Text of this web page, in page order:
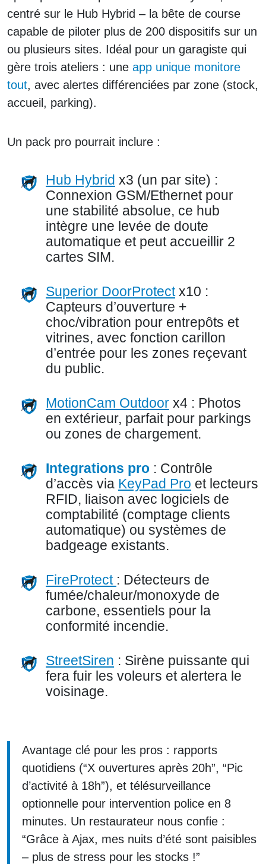
centré sur le Hub Hybrid – la bête de course
capable de piloter plus de 200 dispositifs sur un
ou plusieurs sites. Idéal pour un garagiste qui
gère trois ateliers : une app unique monitore
tout, avec alertes différenciées par zone (stock,
accueil, parking).
Un pack pro pourrait inclure :
Hub Hybrid x3 (un par site) :
Connexion GSM/Ethernet pour
une stabilité absolue, ce hub
intègre une levée de doute
automatique et peut accueillir 2
cartes SIM.
Superior DoorProtectx10 :
Capteurs d’ouverture +
choc/vibration pour entrepôts et
vitrines, avec fonction carillon
d’entrée pour les zones reçevant
du public.
MotionCam Outdoor x4 : Photos
en extérieur, parfait pour parkings
ou zones de chargement.
Integrations pro : Contrôle
d’accès via KeyPad Pro et lecteurs
RFID, liaison avec logiciels de
comptabilité (comptage clients
automatique) ou systèmes de
badgeage existants.
FireProtect : Détecteurs de
fumée/chaleur/monoxyde de
carbone, essentiels pour la
conformité incendie.
StreetSiren : Sirène puissante qui
fera fuir les voleurs et alertera le
voisinage.
Avantage clé pour les pros : rapports
quotidiens (“X ouvertures après 20h”, “Pic
d’activité à 18h”), et télésurveillance
optionnelle pour intervention police en 8
minutes. Un restaurateur nous confie :
“Grâce à Ajax, mes nuits d’été sont paisibles
– plus de stress pour les stocks !”